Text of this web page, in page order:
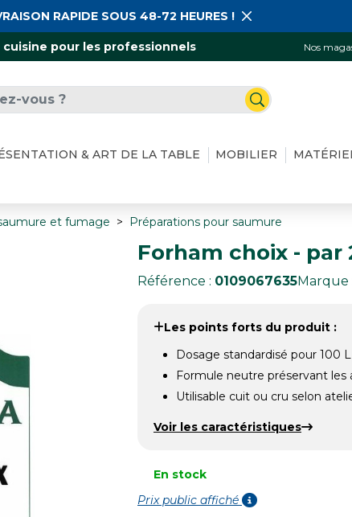
pour les professionnels Nos
& ART DE LA TABLE MOBILIER
RAPIDE SOUS 48-72 HEURES !
et fumage Préparations pour saumure
Forham choix - par
Référence : 0109067635Marque
Les points forts du produit :
Dosage standardisé pour 100
Formule neutre préservant les
Utilisable cuit ou cru selon
Voir les caractéristiques
En stock
Prix public affiché